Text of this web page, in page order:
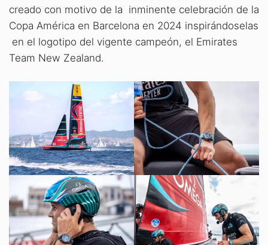
creado con motivo de la inminente celebración de la
Copa América en Barcelona en 2024 inspirándoselas
en el logotipo del vigente campeón, el Emirates
Team New Zealand.